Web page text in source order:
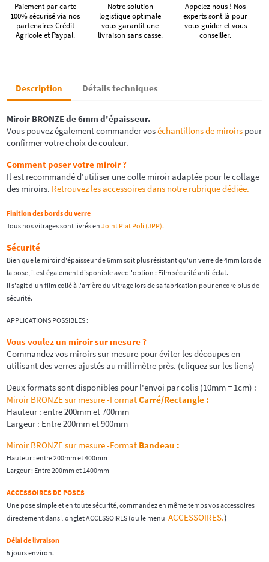
Paiement par carte
100% sécurisé via nos
partenaires Crédit
Agricole et Paypal.
Notre solution
logistique optimale
vous garantit une
livraison sans casse.
Appelez nous ! Nos
experts sont là pour
vous guider et vous
conseiller.
Description Détails techniques
Miroir BRONZEde 6mm d'épaisseur.
Vous pouvez également commander voséchantillons de miroirs pour
confirmer votre choix de couleur.
Comment poser votre miroir ?
Il est recommandé d'utiliser une colle miroir adaptée pour le collage
des miroirs. Retrouvez les accessoires dans notre rubrique dédiée.
Finition des bords du verre
Tous nos vitrages sont livrés enJoint Plat Poli (JPP).
Sécurité
Bien que le miroir d'épaisseur de 6mm soit plus résistant qu'un verre de 4mm lors de
la pose, il est également disponible avec l'option : Film sécurité anti-éclat.
Il s'agit d'un film collé à l'arrière du vitrage lors de sa fabrication pour encore plus de
sécurité.
APPLICATIONS POSSIBLES :
Vous voulez un miroir sur mesure ?
Commandez vos miroirs sur mesure pour éviter les découpes en
utilisant des verres ajustés au millimètre près. (cliquez sur les liens)
Deux formats sont disponibles pour l'envoi par colis (10mm = 1cm) :
Miroir BRONZE sur mesure -FormatCarré/Rectangle :
Hauteur : entre 200mm et 700mm
Largeur : Entre 200mm et 900mm
Miroir BRONZE sur mesure -Format Bandeau :
Hauteur : entre 200mm et 400mm
Largeur : Entre 200mm et 1400mm
ACCESSOIRES DE POSES
Une pose simple et en toute sécurité, commandez en même temps vos accessoires
directement dans l'onglet ACCESSOIRES (ou le menu ACCESSOIRES.)
Délai de livraison
5 jours environ.